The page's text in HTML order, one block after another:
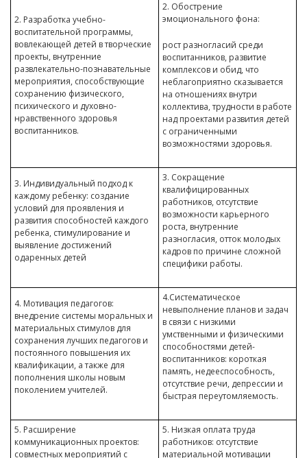
2. Разработка учебно-
воспитательной программы,
вовлекающей детей в творческие
проекты, внутренние
развлекательно-познавательные
мероприятия, способствующие
сохранению физического,
психического и духовно-
нравственного здоровья
воспитанников.
2. Обострение
эмоционального фона:
рост разногласий среди
воспитанников, развитие
комплексов и обид, что
неблагоприятно сказывается
на отношениях внутри
коллектива, трудности в работе
над проектами развития детей
с ограниченными
возможностями здоровья.
3. Индивидуальный подход к
каждому ребенку: создание
условий для проявления и
развития способностей каждого
ребенка, стимулирование и
выявление достижений
одаренных детей
3. Сокращение
квалифицированных
работников, отсутствие
возможности карьерного
роста, внутренние
разногласия, отток молодых
кадров по причине сложной
специфики работы.
4. Мотивация педагогов:
внедрение системы моральных и
материальных стимулов для
сохранения лучших педагогов и
постоянного повышения их
квалификации, а также для
пополнения школы новым
поколением учителей.
4.Систематическое
невыполнение планов и задач
в связи с низкими
умственными и физическими
способностями детей-
воспитанников: короткая
память, недееспособность,
отсутствие речи, депрессии и
быстрая переутомляемость.
5. Расширение
коммуникационных проектов:
совместных мероприятий с
5. Низкая оплата труда
работников: отсутствие
материальной мотивации